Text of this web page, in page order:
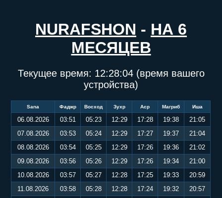
NURAFSHON - НА 6
МЕСЯЦЕВ
Текущее время: 12:28:04(время вашего
устройства)
Sana Фаджр Восход Зухр Аср Магриб Иша
06.08.2026 03:51 05:23 12:29 17:28 19:38
21:05
07.08.2026
03:53 05:24 12:29 17:27 19:37
21:04
08.08.2026
03:54 05:25 12:29 17:26 19:36
21:02
09.08.2026
03:56 05:26 12:29 17:26 19:34
21:00
10.08.2026
03:57 05:27 12:28 17:25 19:33
20:59
11.08.2026
03:58 05:28 12:28 17:24 19:32
20:57